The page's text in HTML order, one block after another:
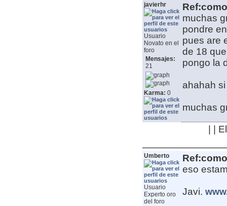
javierhr
Usuario
Novato en el
foro
Mensajes:
21
Karma: 0
muchas
pondre
pues are
de 18
pongo la
ahahah
muchas
| |
Umberto
Usuario
Experto oro
del foro
eso
Javi.